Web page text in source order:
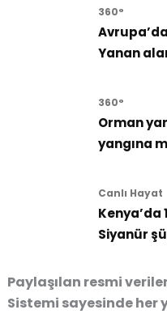
360°
Yanan
360°
Orman
yangına
Canlı Hayat
Kenya’da
Siyanür
Paylaşılan resmi
Sistemi sayesinde her